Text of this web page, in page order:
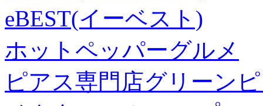
eBEST(イーベスト)
ホットペッパーグルメ
ピアス専門店グリーン